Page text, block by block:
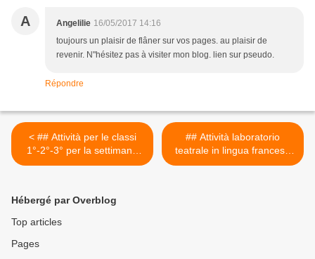
A Angelilie 16/05/2017 14:16
toujours un plaisir de flâner sur vos pages. au plaisir de
revenir. N"hésitez pas à visiter mon blog. lien sur pseudo.
Répondre
< ## Attività per le classi
1°-2°-3° per la settimana
dal 2 al 6 marzo 2020 ##
## Attività laboratorio
teatrale in lingua francese
## >
Hébergé par Overblog
Top articles
Pages